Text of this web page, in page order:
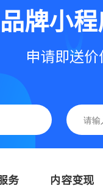
品牌小程
申请即送
务 内容变现